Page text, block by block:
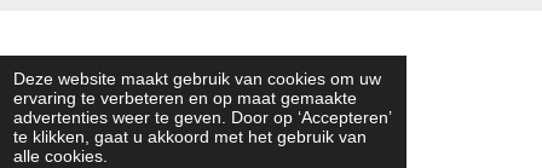
Deze website maakt gebruik van cookies om uw
ervaring te verbeteren en op maat gemaakte
advertenties weer te geven. Door op ‘Accepteren’
te klikken, gaat u akkoord met het gebruik van
alle cookies.